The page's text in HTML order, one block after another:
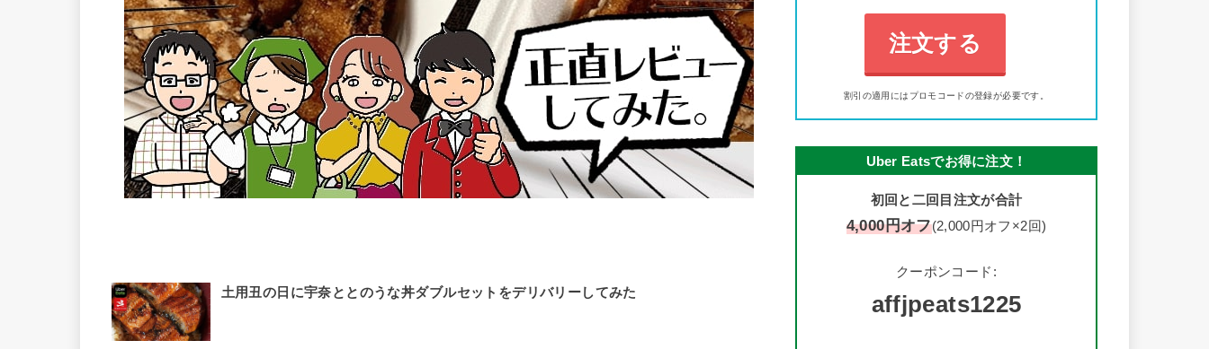
土用丑の日に宇奈ととのうな丼ダブルセットをデリバリーしてみた
注文する
割引の適用にはプロモコードの登録が必要です。
Uber Eatsでお得に注文！
初回と二回目注文が合計
4,000円オフ(2,000円オフ×2回)
クーポンコード:
affjpeats1225